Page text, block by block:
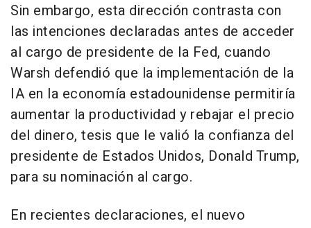
Sin embargo, esta dirección contrasta con
las intenciones declaradas antes de acceder
al cargo de presidente de la Fed, cuando
Warsh defendió que la implementación de la
IA en la economía estadounidense permitiría
aumentar la productividad y rebajar el precio
del dinero, tesis que le valió la confianza del
presidente de Estados Unidos, Donald Trump,
para su nominación al cargo.
En recientes declaraciones, el nuevo